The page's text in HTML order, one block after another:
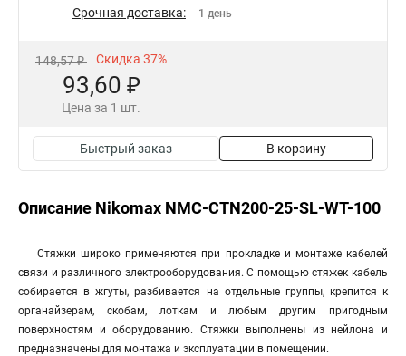
Срочная доставка: 1 день
148,57 ₽ Скидка 37%
93,60 ₽
Цена за 1 шт.
Быстрый заказ В корзину
Описание Nikomax NMC-CTN200-25-SL-WT-100
Стяжки широко применяются при прокладке и монтаже кабелей
связи и различного электрооборудования. С помощью стяжек кабель
собирается в жгуты, разбивается на отдельные группы, крепится к
органайзерам, скобам, лоткам и любым другим пригодным
поверхностям и оборудованию. Стяжки выполнены из нейлона и
предназначены для монтажа и эксплуатации в помещении.